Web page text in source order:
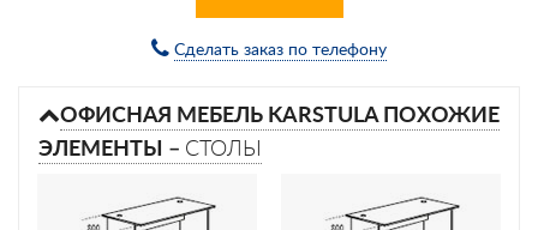
Сделать заказ по телефону
ОФИСНАЯ МЕБЕЛЬ KARSTULA ПОХОЖИЕ
ЭЛЕМЕНТЫ – СТОЛЫ